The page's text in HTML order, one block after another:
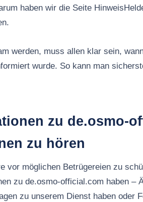
haben wir die Seite
werden, muss allen klar sein,
wurde. So kann man
zu de.osmo-
zu hören
vor möglichen Betrügereien zu
zu de.osmo-official.com haben –
zu unserem Dienst haben oder